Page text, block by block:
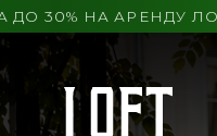
НА АРЕНДУ